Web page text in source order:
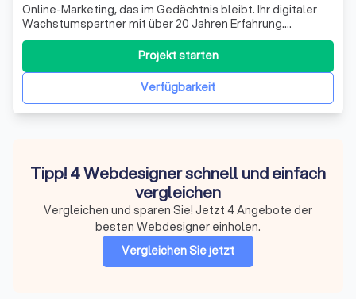
Online-Marketing, das im Gedächtnis bleibt. Ihr digitaler
Wachstumspartner mit über 20 Jahren Erfahrung.
Zukunftssichere Strategien, messbare Ergebnisse,
persönliche Ansprechpartner & mehr!
Verfügbarkeit
Projekt starten
Tipp! 4 Webdesigner schnell und einfach
vergleichen
Vergleichen und sparen Sie! Jetzt 4 Angebote der
besten Webdesigner einholen.
Vergleichen Sie jetzt